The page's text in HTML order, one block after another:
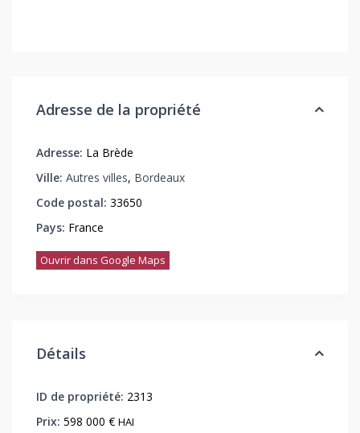
Adresse de la propriété
Adresse: La Brède
Ville: Autres villes, Bordeaux
Code postal: 33650
Pays: France
Ouvrir dans Google Maps
Détails
ID de propriété: 2313
Prix: 598 000 € HAI